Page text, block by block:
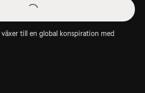
till en global konspiration med